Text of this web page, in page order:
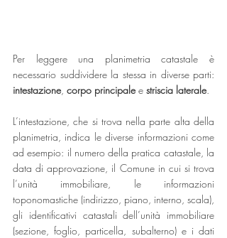
Per leggere una planimetria catastale è
intestazione, corpo principale e striscia laterale.
L’intestazione, che si trova nella parte alta della
planimetria, indica le diverse informazioni come
ad esempio: il numero della pratica catastale, la
data di approvazione, il Comune in cui si trova
l’unità immobiliare, le informazioni
toponomastiche (indirizzo, piano, interno, scala),
gli identificativi catastali dell’unità immobiliare
(sezione, foglio, particella, subalterno) e i dati